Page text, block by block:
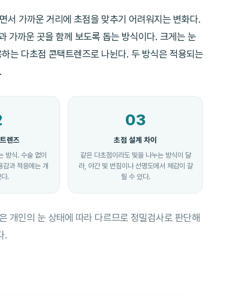
서 가까운 거리에 초점을 맞추기 어려워지는 변화다.
가까운 곳을 함께 보도록 돕는 방식이다. 크게는 눈
는 다초점 콘택트렌즈로 나뉜다. 두 방식은 적용되는
렌즈
방식. 수술 없이
감과 적응에는 개
.
03
초점 설계 차이
같은 다초점이라도 빛을 나누는 방식이 달
라, 야간 빛 번짐이나 선명도에서 체감이 갈
릴 수 있다.
개인의 눈 상태에 따라 다르므로 정밀검사로 판단해
.